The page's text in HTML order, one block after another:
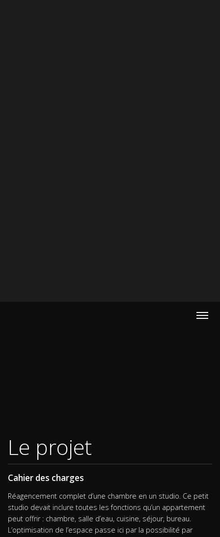
Le projet
Cahier des charges
Réagencement complet d’une chambre en un studio. Ce petit
studio devait inclure toutes les fonctions qu’un appartement
peut offrir : chambre, salle d’eau, cuisine, séjour, bureau.
L’optimisation de l’espace passe ici par la possibilité par